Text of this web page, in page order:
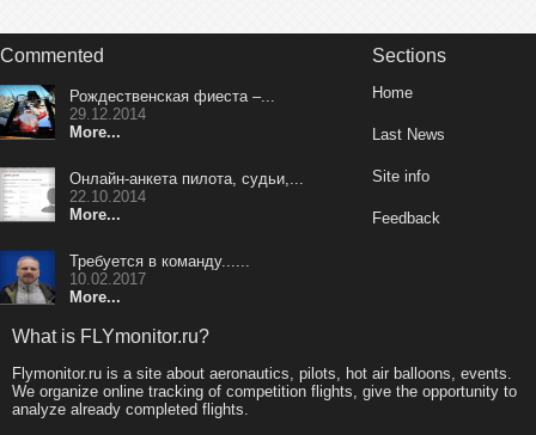
Commented
Рождественская фиеста –...
29.12.2014
More...
Онлайн-анкета пилота, судьи,...
22.10.2014
More...
Требуется в команду......
10.02.2017
More...
Sections
Home
Last News
Site info
Feedback
What is FLYmonitor.ru?
Flymonitor.ru is a site about aeronautics, pilots, hot air balloons, events.
We organize online tracking of competition flights, give the opportunity to
analyze already completed flights.